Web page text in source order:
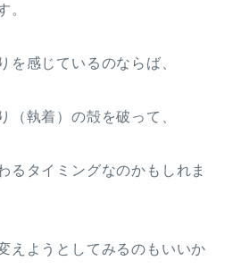
。
を感じているのならば、
（執着）の殻を破って、
るタイミングなのかもしれま
えようとしてみるのもいいか